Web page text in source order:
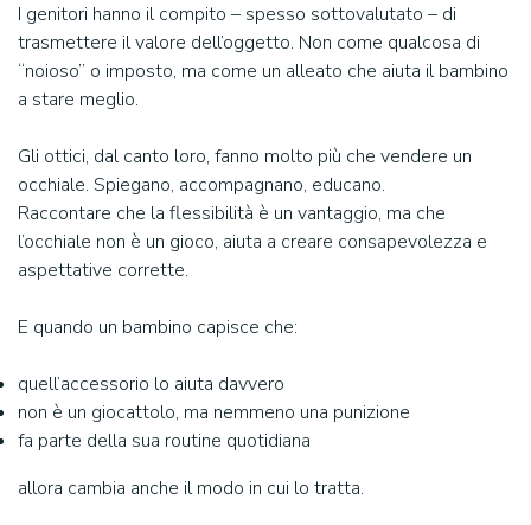
I genitori hanno il compito – spesso sottovalutato – di
trasmettere il valore dell’oggetto. Non come qualcosa di
“noioso” o imposto, ma come un alleato che aiuta il bambino
a stare meglio.
Gli ottici, dal canto loro, fanno molto più che vendere un
occhiale. Spiegano, accompagnano, educano.
Raccontare che la flessibilità è un vantaggio, ma che
l’occhiale non è un gioco, aiuta a creare consapevolezza e
aspettative corrette.
E quando un bambino capisce che:
quell’accessorio lo aiuta davvero
non è un giocattolo, ma nemmeno una punizione
fa parte della sua routine quotidiana
allora cambia anche il modo in cui lo tratta.